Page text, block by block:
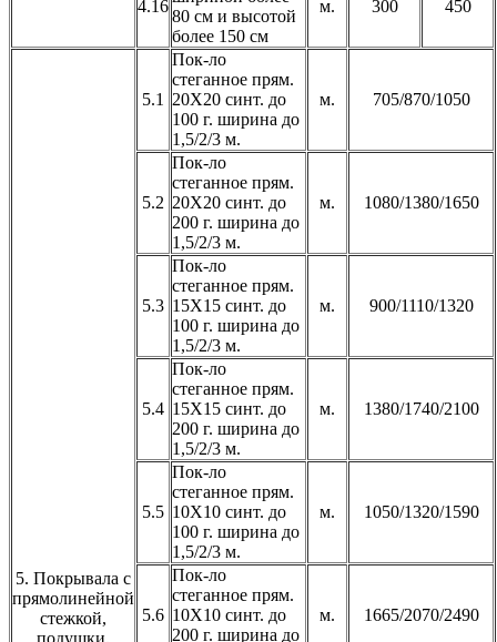
4.16
80 см и высотой
более 150 см
м. 300 450
5. Покрывала с
прямолинейной
стежкой,
5.1
Пок-ло
стеганное прям.
20Х20 синт. до
100 г. ширина до
1,5/2/3 м.
м. 705/870/1050
5.2
Пок-ло
стеганное прям.
20Х20 синт. до
200 г. ширина до
1,5/2/3 м.
м. 1080/1380/1650
5.3
Пок-ло
стеганное прям.
15Х15 синт. до
100 г. ширина до
1,5/2/3 м.
м. 900/1110/1320
5.4
Пок-ло
стеганное прям.
15Х15 синт. до
200 г. ширина до
1,5/2/3 м.
м. 1380/1740/2100
5.5
Пок-ло
стеганное прям.
10Х10 синт. до
100 г. ширина до
1,5/2/3 м.
м. 1050/1320/1590
5.6
Пок-ло
стеганное прям.
10Х10 синт. до
200 г. ширина до
м. 1665/2070/2490